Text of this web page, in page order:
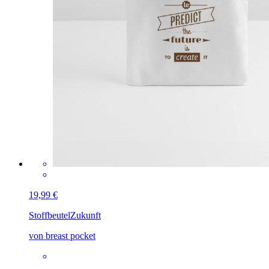
19,99 €
StoffbeutelZukunft
von breast pocket